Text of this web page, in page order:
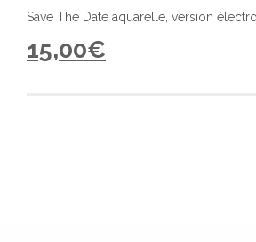
Save The Date aquarelle, version
15,00€